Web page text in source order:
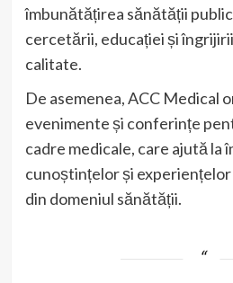
îmbunătățirea sănătății
cercetării, educației și
calitate.
De asemenea, ACC Medical
evenimente și conferințe
cadre medicale, care ajută la
cunoștințelor și
din domeniul sănătății.